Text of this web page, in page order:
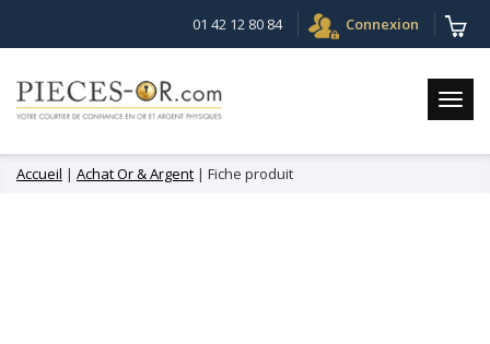
01 42 12 80 84 Connexion
Accueil | Achat Or & Argent | Fiche produit